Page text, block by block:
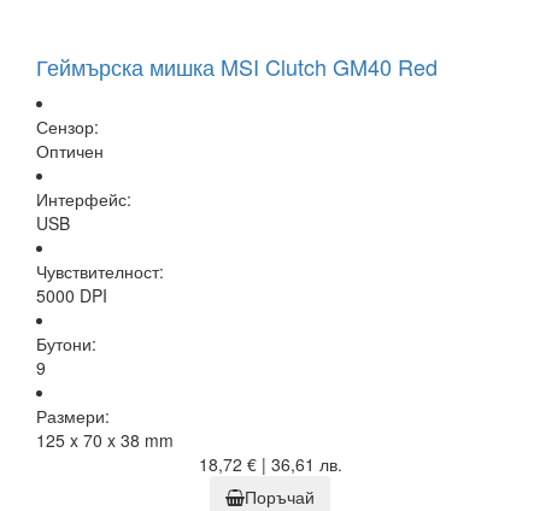
Геймърска мишка MSI Clutch GM40 Red
Сензор:
Оптичен
Интерфейс:
USB
Чувствителност:
5000 DPI
Бутони:
9
Размери:
125 x 70 x 38 mm
18,72 € | 36,61 лв.
Поръчай